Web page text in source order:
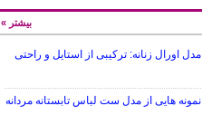
مدل اورال زنانه: ترکیبی از استایل و راحتی
نمونه هایی از مدل ست لباس تابستانه مردانه
بیشتر »